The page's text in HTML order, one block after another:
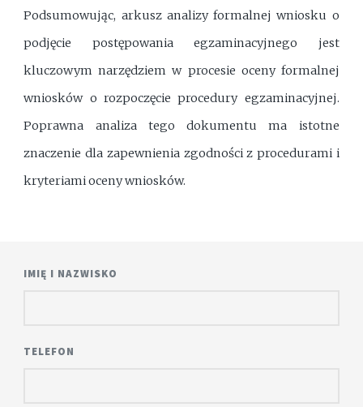
Podsumowując, arkusz analizy formalnej wniosku o
podjęcie postępowania egzaminacyjnego jest
kluczowym narzędziem w procesie oceny formalnej
wniosków o rozpoczęcie procedury egzaminacyjnej.
Poprawna analiza tego dokumentu ma istotne
znaczenie dla zapewnienia zgodności z procedurami i
kryteriami oceny wniosków.
IMIĘ I NAZWISKO
TELEFON